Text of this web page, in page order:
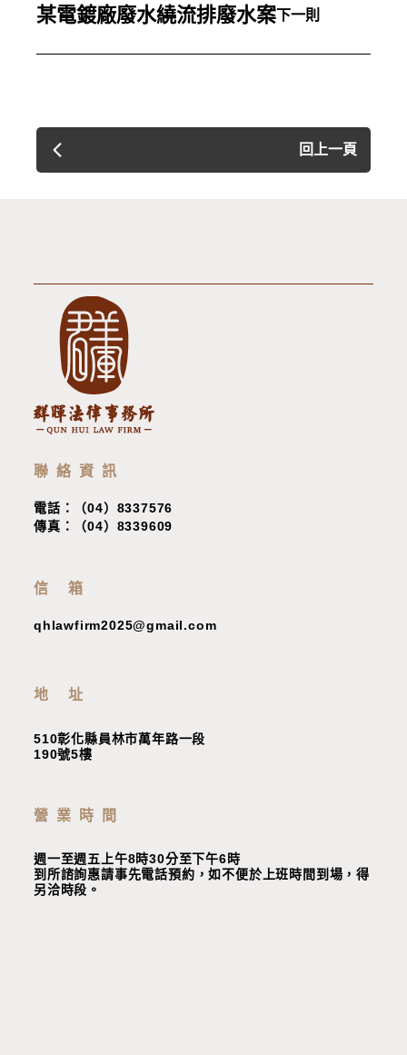
某電鍍廠廢水繞流排廢水案下一則
回上一頁
聯絡資訊
電話：（04）8337576
傳真：（04）8339609
信 箱
qhlawfirm2025@gmail.com
地 址
510彰化縣員林市萬年路一段
190號5樓
營業時間
週一至週五上午8時30分至下午6時
到所諮詢惠請事先電話預約，如不便於上班時間到場，得
另洽時段 。